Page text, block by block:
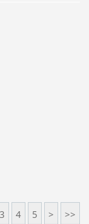
3 4 5 > >>